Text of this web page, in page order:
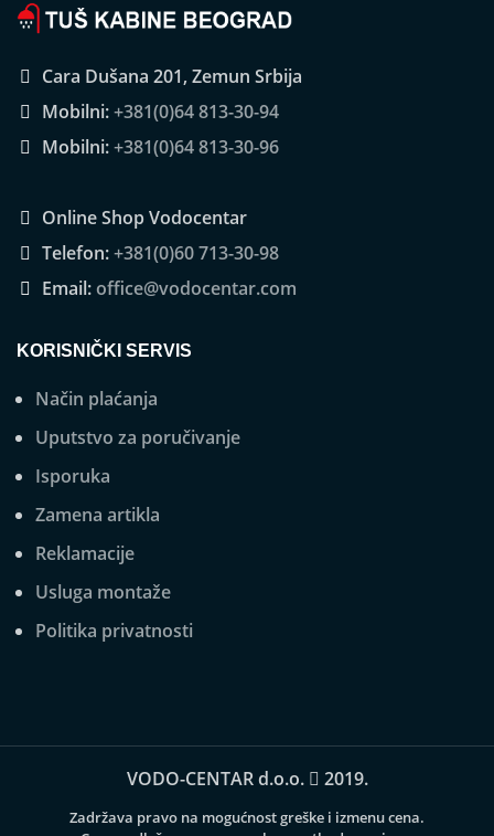
Cara Dušana 201, Zemun Srbija
Mobilni:+381(0)64 813-30-94
Mobilni:+381(0)64 813-30-96
Online Shop Vodocentar
Telefon:+381(0)60 713-30-98
Email:office@vodocentar.com
KORISNIČKI SERVIS
Način plaćanja
Uputstvo za poručivanje
Isporuka
Zamena artikla
Reklamacije
Usluga montaže
Politika privatnosti
VODO-CENTAR d.o.o. 2019.
Zadržava pravo na mogućnost greške i izmenu cena.